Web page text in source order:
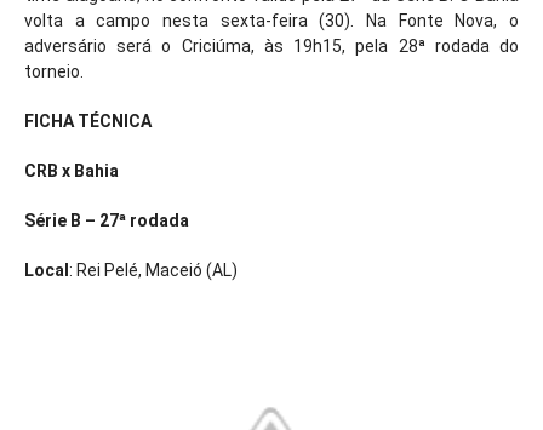
volta a campo nesta sexta-feira (30). Na Fonte Nova, o
adversário será o Criciúma, às 19h15, pela 28ª rodada do
torneio.
FICHA TÉCNICA
CRB x Bahia
Série B – 27ª rodada
Local : Rei Pelé, Maceió (AL)